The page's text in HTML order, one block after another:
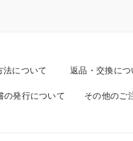
法について 返品・交換につ
の発行について その他のご